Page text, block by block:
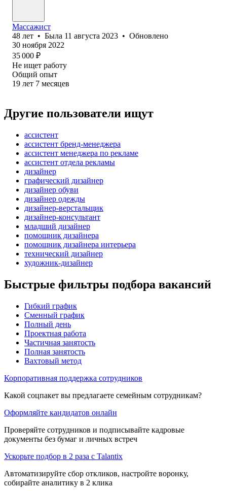
Массажист
48 лет • Была 11 августа 2023 • Обновлено
30 ноября 2022
35 000 ₽
Не ищет работу
Общий опыт
19 лет 7 месяцев
Другие пользователи ищут
ассистент
ассистент бренд-менеджера
ассистент менеджера по рекламе
ассистент отдела рекламы
дизайнер
графический дизайнер
дизайнер обуви
дизайнер одежды
дизайнер-верстальщик
дизайнер-консультант
младший дизайнер
помощник дизайнера
помощник дизайнера интерьера
технический дизайнер
художник-дизайнер
Быстрые фильтры подбора вакансий
Гибкий график
Сменный график
Полный день
Проектная работа
Частичная занятость
Полная занятость
Вахтовый метод
Корпоративная поддержка сотрудников
Какой соцпакет вы предлагаете семейным сотрудникам?
Оформляйте кандидатов онлайн
Проверяйте сотрудников и подписывайте кадровые
документы без бумаг и личных встреч
Ускорьте подбор в 2 раза с Talantix
Автоматизируйте сбор откликов, настройте воронку,
собирайте аналитику в 2 клика